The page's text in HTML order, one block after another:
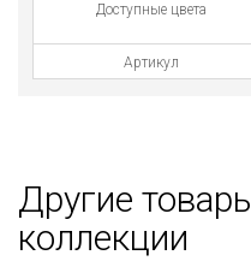
Доступные цвета
Артикул
Другие
коллекции